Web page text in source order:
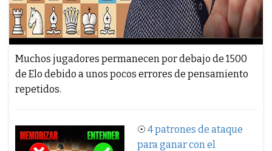
Muchos jugadores permanecen por debajo de 1500
de Elo debido a unos pocos errores de pensamiento
repetidos.
☉ 4 patrones de ataque
para ganar con el